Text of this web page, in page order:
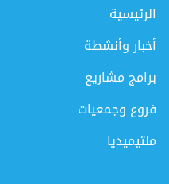
الرئيسية
أخبار وأنشطة
برامج مشاريع
فروع وجمعيات
ملتيميديا